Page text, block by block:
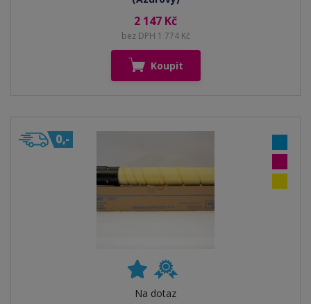
2 147 Kč
bez DPH 1 774 Kč
Koupit
Na dotaz